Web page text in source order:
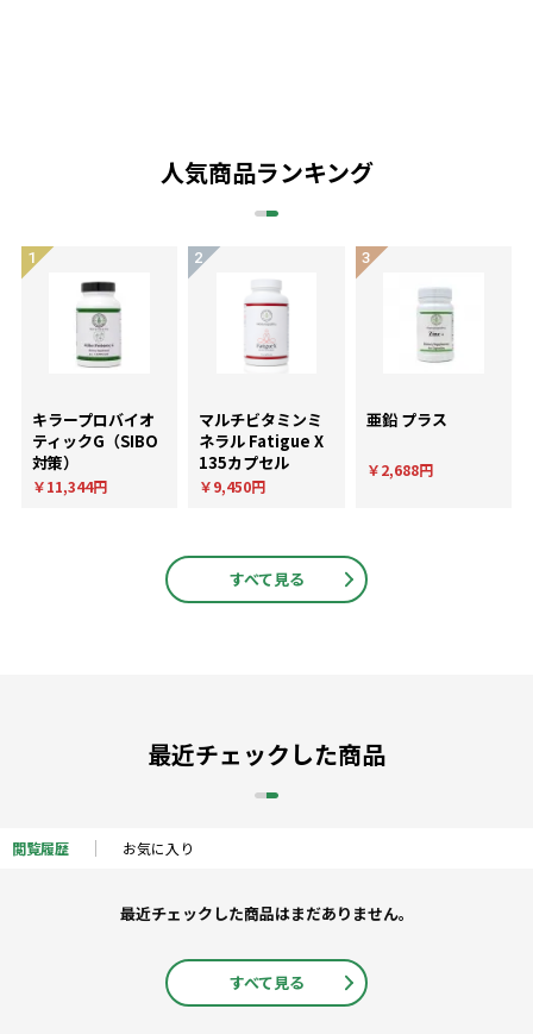
人気商品ランキング
キラープロバイオ
ティックG（SIBO
対策）
￥11,344円
マルチビタミンミ
ネラル Fatigue X
135カプセル
￥9,450円
亜鉛 プラス
￥2,688円
すべて見る
最近チェックした商品
閲覧履歴 お気に入り
最近チェックした商品はまだありません。
すべて見る